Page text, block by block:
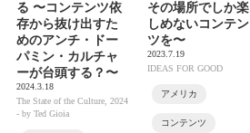
る 〜コンテンツ依
存から抜け出すた
めのアンチ・ドー
パミン・カルチャ
ーが台頭する？〜
2024.3.18
The State of the Culture, 2024
- by Ted Gioia
その場所でしか楽
しめないコンテン
ツを〜
2023.7.19
IDEAS FOR GOOD
アメリカ
コンテンツ